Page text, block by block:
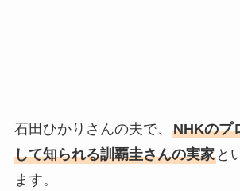
石田ひかりさんの夫で、 NHKのプ
して知られる訓覇圭さんの実家と
ます。